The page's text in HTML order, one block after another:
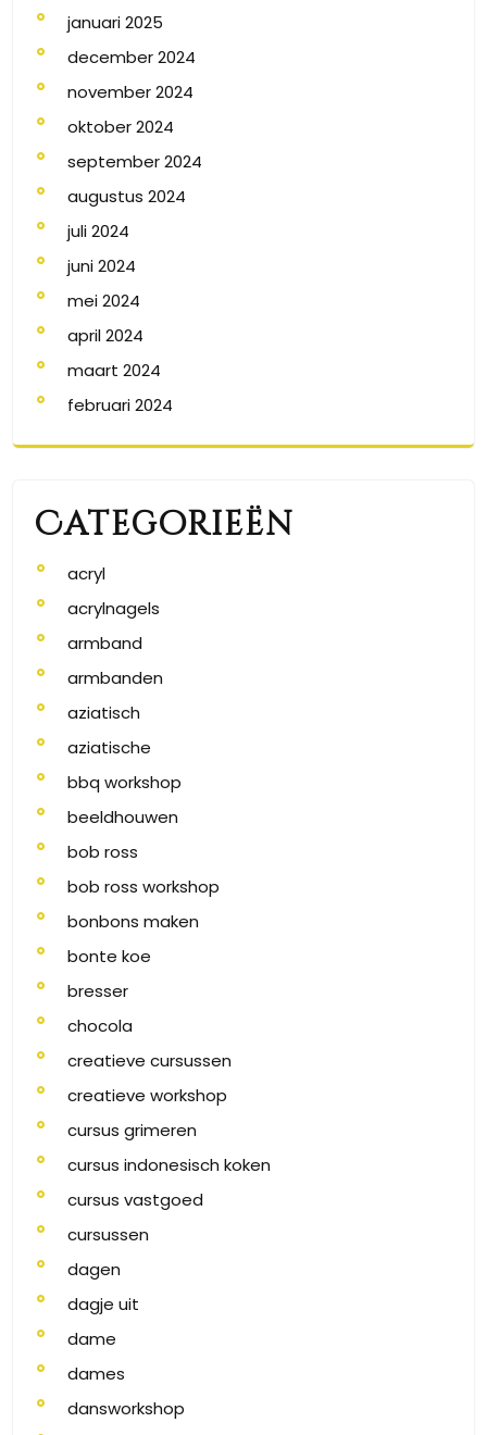
januari 2025
december 2024
november 2024
oktober 2024
september 2024
augustus 2024
juli 2024
juni 2024
mei 2024
april 2024
maart 2024
februari 2024
Categorieën
acryl
acrylnagels
armband
armbanden
aziatisch
aziatische
bbq workshop
beeldhouwen
bob ross
bob ross workshop
bonbons maken
bonte koe
bresser
chocola
creatieve cursussen
creatieve workshop
cursus grimeren
cursus indonesisch koken
cursus vastgoed
cursussen
dagen
dagje uit
dame
dames
dansworkshop